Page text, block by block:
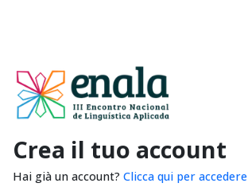
Crea il tuo account
Hai già un account? Clicca qui per accedere